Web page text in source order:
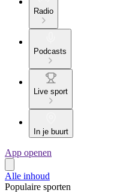
Radio
Podcasts
Live sport
In je buurt
App openen
Alle inhoud
Populaire sporten